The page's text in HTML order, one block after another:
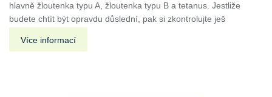
hlavně žloutenka typu A, žloutenka typu B a tetanus. Jestliže
budete chtít být opravdu důslední, pak si zkontrolujte ješ
Více informací